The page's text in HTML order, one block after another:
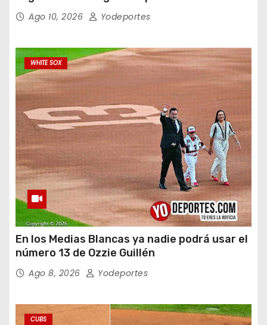
Ago 10, 2026 Yodeportes
WHITE SOX
En los Medias Blancas ya nadie podrá usar el
número 13 de Ozzie Guillén
Ago 8, 2026 Yodeportes
CUBS